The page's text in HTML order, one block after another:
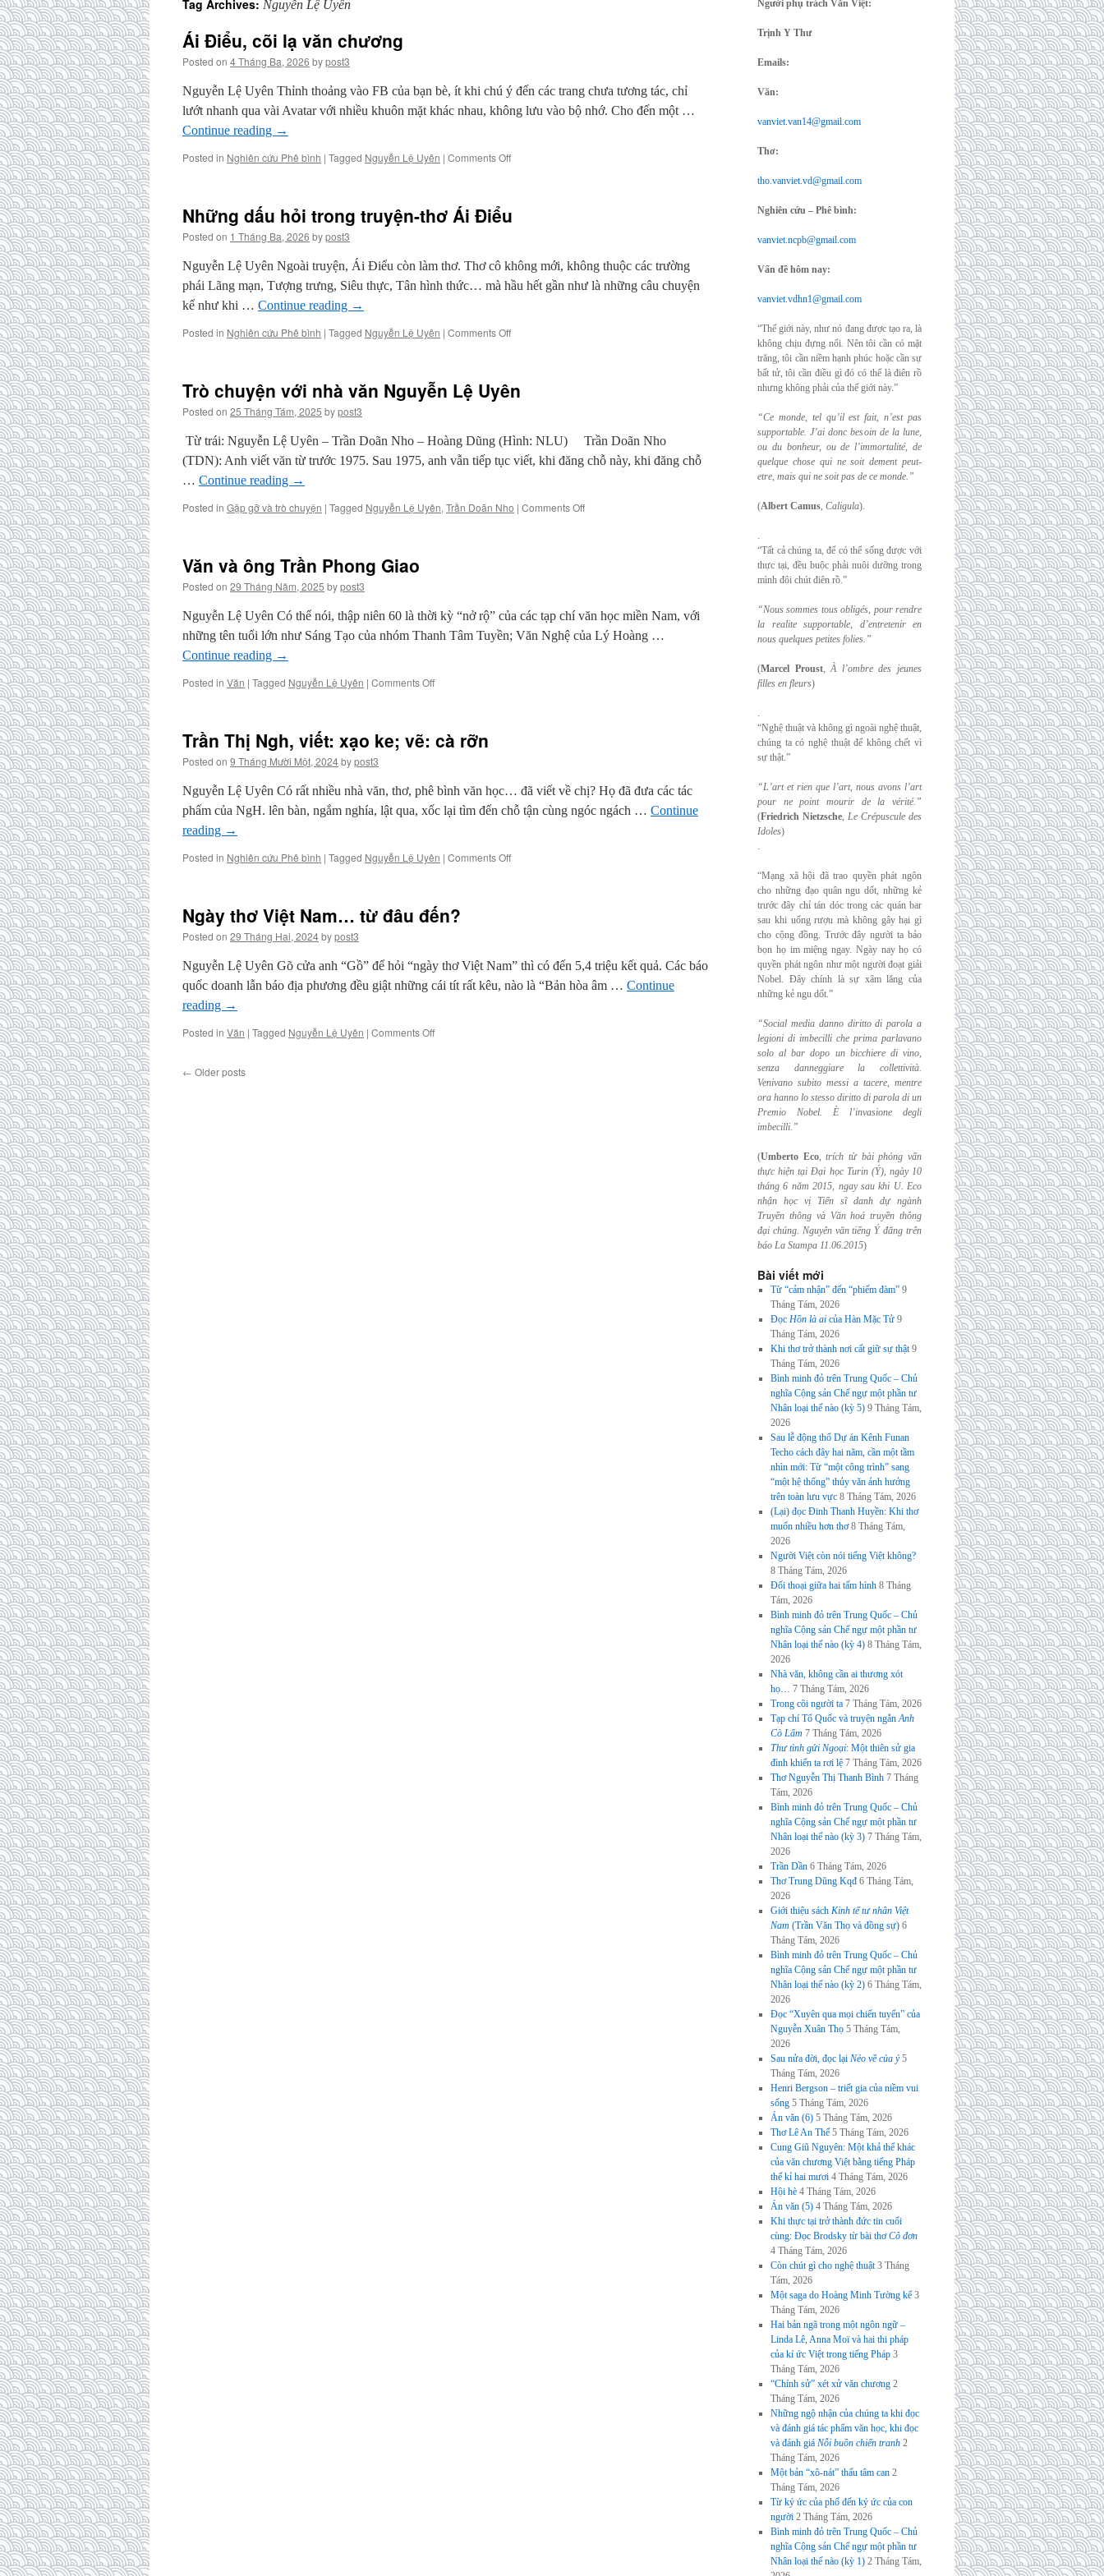
Tag Archives: Nguyễn Lệ Uyên
Ái Điểu, cõi lạ văn chương
Posted on 4 Tháng Ba, 2026 bypost3
Nguyễn Lệ Uyên Thỉnh thoảng vào FB của bạn bè, ít khi chú ý đến các trang chưa tương tác, chỉ
lướt nhanh qua vài Avatar với nhiều khuôn mặt khác nhau, không lưu vào bộ nhớ. Cho đến một …
Continue reading →
Posted in Nghiên cứu Phê bình | Tagged Nguyễn Lệ Uyên | Comments Offon
lạ
Những dấu hỏi trong truyện-thơ Ái Điểu
Posted on 1 Tháng Ba, 2026 bypost3
Nguyễn Lệ Uyên Ngoài truyện, Ái Điểu còn làm thơ. Thơ cô không mới, không thuộc các trường
phái Lãng mạn, Tượng trưng, Siêu thực, Tân hình thức… mà hầu hết gần như là những câu chuyện
kể như khi … Continue reading →
Posted in Nghiên cứu Phê bình | Tagged Nguyễn Lệ Uyên | Comments Offon
trong
Ái
Điểu
Trò chuyện với nhà văn Nguyễn Lệ Uyên
Posted on 25 Tháng Tám, 2025 bypost3
Từ trái: Nguyễn Lệ Uyên – Trần Doãn Nho – Hoàng Dũng (Hình: NLU) Trần Doãn Nho
(TDN): Anh viết văn từ trước 1975. Sau 1975, anh vẫn tiếp tục viết, khi đăng chỗ này, khi đăng chỗ
… Continue reading →
Posted in Gặp gỡ và trò chuyện | Tagged Nguyễn Lệ Uyên, Trần Doãn Nho | Comments Offon
Lệ
Uyên
Văn và ông Trần Phong Giao
Posted on 29 Tháng Năm, 2025 bypost3
Nguyễn Lệ Uyên Có thể nói, thập niên 60 là thời kỳ “nở rộ” của các tạp chí văn học miền Nam, với
những tên tuổi lớn như Sáng Tạo của nhóm Thanh Tâm Tuyền; Văn Nghệ của Lý Hoàng …
Continue reading →
Posted in Văn | Tagged Nguyễn Lệ Uyên | Comments Offon
Trần
Trần Thị Ngh, viết: xạo ke; vẽ: cà rỡn
Posted on 9 Tháng Mười Một, 2024bypost3
Nguyễn Lệ Uyên Có rất nhiều nhà văn, thơ, phê bình văn học… đã viết về chị? Họ đã đưa các tác
phẩm của NgH. lên bàn, ngắm nghía, lật qua, xốc lại tìm đến chỗ tận cùng ngóc ngách … Continue
reading →
Posted in Nghiên cứu Phê bình | Tagged Nguyễn Lệ Uyên | Comments Offon
vẽ:
cà
rỡn
Ngày thơ Việt Nam… từ đâu đến?
Posted on 29 Tháng Hai, 2024bypost3
Nguyễn Lệ Uyên Gõ cửa anh “Gồ” để hỏi “ngày thơ Việt Nam” thì có đến 5,4 triệu kết quả. Các báo
quốc doanh lẫn báo địa phương đều giật những cái tít rất kêu, nào là “Bản hòa âm … Continue
reading →
Posted in Văn | Tagged Nguyễn Lệ Uyên | Comments Offon
← Older posts
Người phụ trách Văn Việt:
Trịnh Y Thư
Emails:
Văn:
vanviet.van14@gmail.com
Thơ:
tho.vanviet.vd@gmail.com
Nghiên cứu – Phê bình:
vanviet.ncpb@gmail.com
Vấn đề hôm nay:
vanviet.vdhn1@gmail.com
“Thế giới này, như nó đang được tạo ra, là
không chịu đựng nổi. Nên tôi cần có mặt
trăng, tôi cần niềm hạnh phúc hoặc cần sự
bất tử, tôi cần điều gì đó có thể là điên rồ
nhưng không phải của thế giới này.”
“Ce monde, tel qu’il est fait, n’est pas
supportable. J’ai donc besoin de la lune,
ou du bonheur, ou de l’immortalité, de
quelque chose qui ne soit dement peut-
etre, mais qui ne soit pas de ce monde.”
(Albert Camus, Caligula).
.
“Tất cả chúng ta, để có thể sống được với
thực tại, đều buộc phải nuôi dưỡng trong
mình đôi chút điên rồ.”
“Nous sommes tous obligés, pour rendre
la realite supportable, d’entretenir en
nous quelques petites folies.”
(Marcel Proust,À l’ombre des jeunes
filles en fleurs)
.
“Nghệ thuật và không gì ngoài nghệ thuật,
chúng ta có nghệ thuật để không chết vì
sự thật.”
“L’art et rien que l’art, nous avons l’art
pour ne point mourir de la vérité.”
(Friedrich Nietzsche, Le Crépuscule des
Idoles)
.
“Mạng xã hội đã trao quyền phát ngôn
cho những đạo quân ngu dốt, những kẻ
trước đây chỉ tán dóc trong các quán bar
sau khi uống rượu mà không gây hại gì
cho cộng đồng. Trước đây người ta bảo
bọn họ im miệng ngay. Ngày nay họ có
quyền phát ngôn như một người đoạt giải
Nobel. Đây chính là sự xâm lăng của
những kẻ ngu dốt.”
“Social media danno diritto di parola a
legioni di imbecilli che prima parlavano
solo albar dopo un bicchiere di vino,
senza danneggiare la collettività.
Venivano subito messi a tacere, mentre
ora hanno lo stesso diritto di parola di un
Premio Nobel. È l’invasione degli
imbecilli.”
(Umberto Eco,trích từ bài phỏng vấn
thực hiện tại Đại học Turin (Ý), ngày 10
tháng 6 năm 2015, ngay sau khi U. Eco
nhận học vị Tiến sĩ danh dự ngành
Truyền thông và Văn hoá truyền thông
đại chúng. Nguyên văn tiếng Ý đăng trên
báo La Stampa 11.06.2015)
Bài viết mới
Từ “cảm nhận” đến “phiếm đàm” 9
Tháng Tám, 2026
Đọc Hồn là aicủa Hàn Mặc Tử 9
Tháng Tám, 2026
Khi thơ trở thành nơi cất giữ sự thật 9
Tháng Tám, 2026
Bình minh đỏ trên Trung Quốc – Chủ
nghĩa Cộng sản Chế ngự một phần tư
Nhân loại thế nào (kỳ 5) 9 Tháng Tám,
2026
Sau lễ động thổ Dự án Kênh Funan
Techo cách đây hai năm, cần một tầm
nhìn mới: Từ “một công trình” sang
“một hệ thống” thủy văn ảnh hưởng
trên toàn lưu vực 8 Tháng Tám, 2026
(Lại) đọc Đinh Thanh Huyền: Khi thơ
muốn nhiều hơn thơ 8 Tháng Tám,
2026
Người Việt còn nói tiếng Việt không?
8 Tháng Tám, 2026
Đối thoại giữa hai tấm hình 8 Tháng
Tám, 2026
Bình minh đỏ trên Trung Quốc – Chủ
nghĩa Cộng sản Chế ngự một phần tư
Nhân loại thế nào (kỳ 4) 8 Tháng Tám,
2026
Nhà văn, không cần ai thương xót
họ… 7 Tháng Tám, 2026
Trong cõi người ta 7 Tháng Tám, 2026
Tạp chí Tổ Quốc và truyện ngắnAnh
Cò Lấm 7 Tháng Tám, 2026
Thư tình gửi Ngoại: Một thiên sử gia
đình khiến ta rơi lệ 7 Tháng Tám, 2026
Thơ Nguyễn Thị Thanh Bình 7 Tháng
Tám, 2026
Bình minh đỏ trên Trung Quốc – Chủ
nghĩa Cộng sản Chế ngự một phần tư
Nhân loại thế nào (kỳ 3) 7 Tháng Tám,
2026
Trần Dần 6 Tháng Tám, 2026
Thơ Trung Dũng Kqđ 6 Tháng Tám,
2026
Giới thiệu sách Kinh tế tư nhân Việt
Nam (Trần Văn Thọ và đồng sự) 6
Tháng Tám, 2026
Bình minh đỏ trên Trung Quốc – Chủ
nghĩa Cộng sản Chế ngự một phần tư
Nhân loại thế nào (kỳ 2) 6 Tháng Tám,
2026
Đọc “Xuyên qua mọi chiến tuyến” của
Nguyễn Xuân Thọ 5 Tháng Tám,
2026
Sau nửa đời, đọc lại Nẻo về của ý 5
Tháng Tám, 2026
Henri Bergson – triết gia của niềm vui
sống 5 Tháng Tám, 2026
Án văn (6) 5 Tháng Tám, 2026
Thơ Lê An Thế 5 Tháng Tám, 2026
Cung Giũ Nguyên: Một khả thể khác
của văn chương Việt bằng tiếng Pháp
thế kỉ hai mươi 4 Tháng Tám, 2026
Hội hè 4 Tháng Tám, 2026
Án văn (5) 4 Tháng Tám, 2026
Khi thực tại trở thành đức tin cuối
cùng: Đọc Brodsky từ bài thơCô đơn
4 Tháng Tám, 2026
Còn chút gì cho nghệ thuật 3 Tháng
Tám, 2026
Một saga do Hoàng Minh Tường kể 3
Tháng Tám, 2026
Hai bản ngã trong một ngôn ngữ –
Linda Lê, Anna Moï và hai thi pháp
của kí ức Việt trong tiếng Pháp 3
Tháng Tám, 2026
“Chính sử” xét xử văn chương 2
Tháng Tám, 2026
Những ngộ nhận của chúng ta khi đọc
và đánh giá tác phẩm văn học, khi đọc
và đánh giá Nỗi buồn chiến tranh 2
Tháng Tám, 2026
Một bản “xô-nát” thấu tâm can 2
Tháng Tám, 2026
Từ ký ức của phố đến ký ức của con
người 2 Tháng Tám, 2026
Bình minh đỏ trên Trung Quốc – Chủ
nghĩa Cộng sản Chế ngự một phần tư
Nhân loại thế nào (kỳ 1) 2 Tháng Tám,